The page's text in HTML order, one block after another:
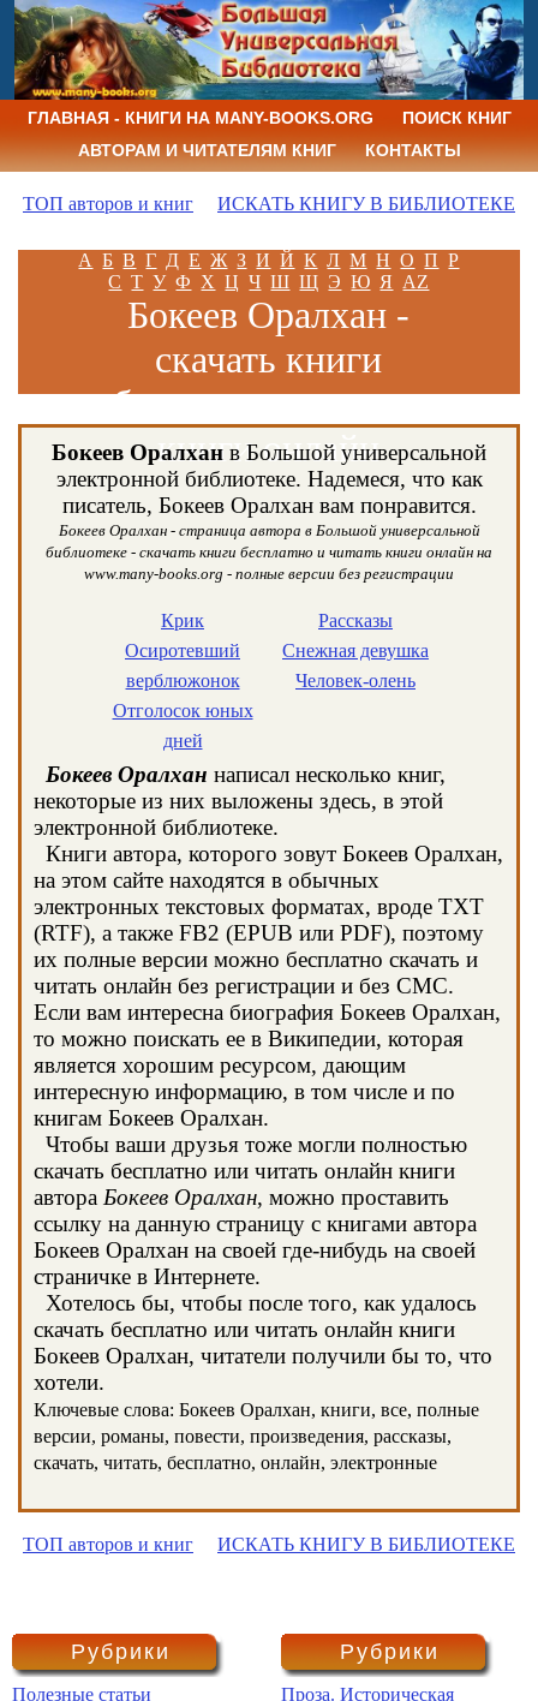
ГЛАВНАЯ - КНИГИ НА MANY-BOOKS.ORG
ПОИСК КНИГ
АВТОРАМ И ЧИТАТЕЛЯМ КНИГ
КОНТАКТЫ
ТОП авторов и книг ИСКАТЬ КНИГУ В БИБЛИОТЕКЕ
А Б В Г Д Е Ж З И Й К Л М Н О П Р
С Т У Ф Х Ц Ч Ш Щ Э Ю Я AZ
Бокеев Оралхан -
скачать книги
бесплатно и читать
книги онлайн
Бокеев Оралхан в Большой универсальной
электронной библиотеке. Надемеся, что как
писатель, Бокеев Оралхан вам понравится.
Бокеев Оралхан - страница автора в Большой универсальной
библиотеке - скачать книги бесплатно и читать книги онлайн на
www.many-books.org - полные версии без регистрации
Крик
Осиротевший
верблюжонок
Отголосок юных
дней
Рассказы
Снежная девушка
Человек-олень
Бокеев Оралхан написал несколько книг,
некоторые из них выложены здесь, в этой
электронной библиотеке.
Книги автора, которого зовут Бокеев Оралхан,
на этом сайте находятся в обычных
электронных текстовых форматах, вроде TXT
(RTF), а также FB2 (EPUB или PDF), поэтому
их полные версии можно бесплатно скачать и
читать онлайн без регистрации и без СМС.
Если вам интересна биография Бокеев Оралхан,
то можно поискать ее в Википедии, которая
является хорошим ресурсом, дающим
интересную информацию, в том числе и по
книгам Бокеев Оралхан.
Чтобы ваши друзья тоже могли полностью
скачать бесплатно или читать онлайн книги
автора Бокеев Оралхан, можно проставить
ссылку на данную страницу с книгами автора
Бокеев Оралхан на своей где-нибудь на своей
страничке в Интернете.
Хотелось бы, чтобы после того, как удалось
скачать бесплатно или читать онлайн книги
Бокеев Оралхан, читатели получили бы то, что
хотели.
Ключевые слова: Бокеев Оралхан, книги, все, полные
версии, романы, повести, произведения, рассказы,
скачать, читать, бесплатно, онлайн, электронные
ТОП авторов и книг ИСКАТЬ КНИГУ В БИБЛИОТЕКЕ
Рубрики
Полезные статьи
Рубрики
Проза. Историческая